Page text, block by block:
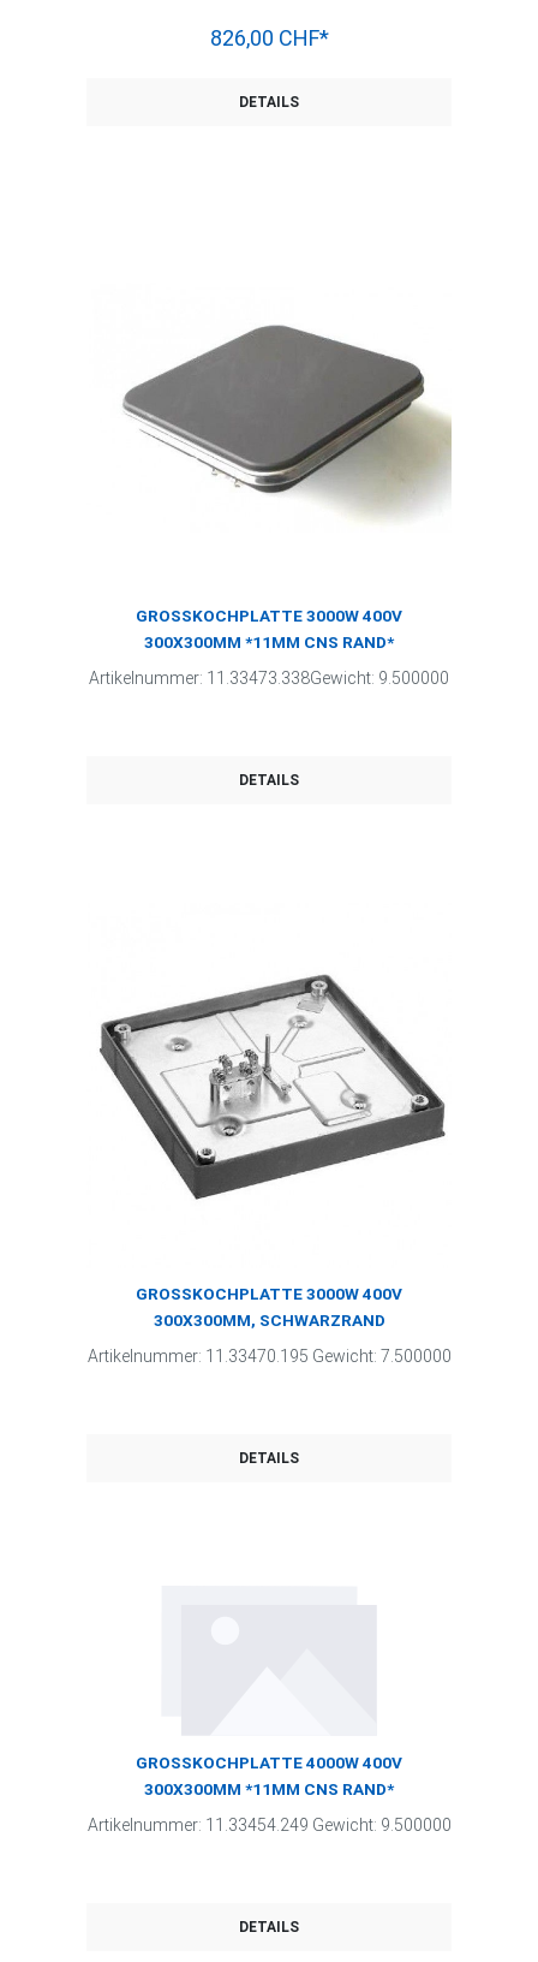
826,00 CHF*
DETAILS
GROSSKOCHPLATTE 3000W 400V
300X300MM *11MM CNS RAND*
Artikelnummer: 11.33473.338Gewicht: 9.500000
DETAILS
GROSSKOCHPLATTE 3000W 400V
300X300MM, SCHWARZRAND
Artikelnummer: 11.33470.195 Gewicht: 7.500000
DETAILS
GROSSKOCHPLATTE 4000W 400V
300X300MM *11MM CNS RAND*
Artikelnummer: 11.33454.249 Gewicht: 9.500000
DETAILS